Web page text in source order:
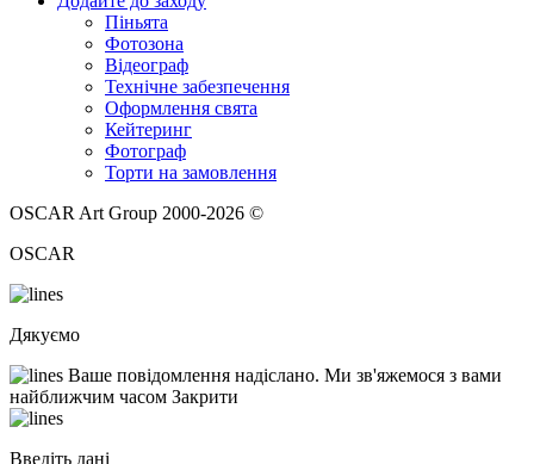
Піньята
Фотозона
Відеограф
Технічне забезпечення
Оформлення свята
Кейтеринг
Фотограф
Торти на замовлення
OSCAR Art Group 2000-2026 ©
OSCAR
Дякуємо
Ваше повідомлення надіслано. Ми зв'яжемося з вами
найближчим часом Закрити
Введіть дані